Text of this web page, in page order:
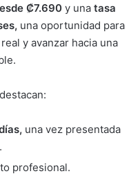
₡7.690 y una tasa
una oportunidad para
y avanzar hacia una
una vez presentada
profesional.